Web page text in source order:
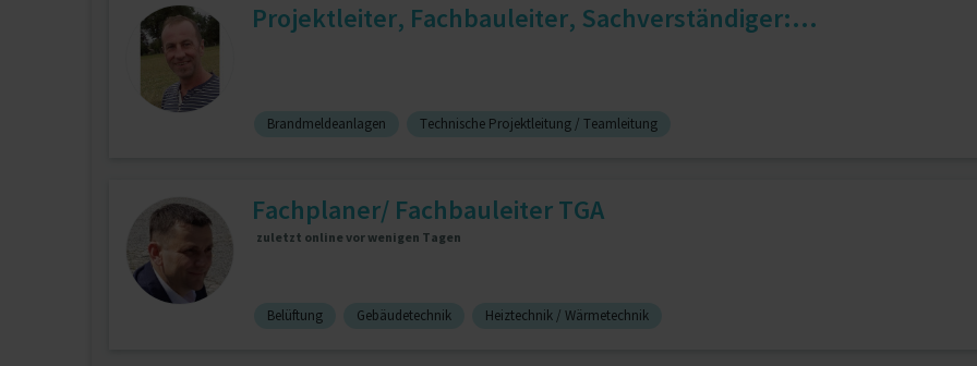
Projektleiter, Fachbauleiter, Sachverständiger:...
Brandmeldeanlagen Technische Projektleitung / Teamleitung
Fachplaner/ Fachbauleiter TGA
zuletzt online vor wenigen Tagen
Belüftung Gebäudetechnik Heiztechnik / Wärmetechnik